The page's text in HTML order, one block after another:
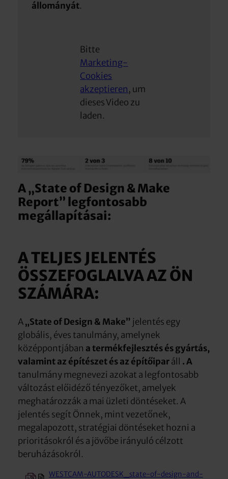
állományát.
Bitte
Marketing-
Cookies
akzeptieren, um
dieses Video zu
laden.
A „State of Design & Make
Report” legfontosabb
megállapításai:
A TELJES JELENTÉS
ÖSSZEFOGLALVA AZ ÖN
SZÁMÁRA:
A„State of Design & Make” jelentés egy
globális, éves tanulmány, amelynek
középpontjában a termékfejlesztés és gyártás,
valamintaz építészet és az építőiparáll . A
tanulmány megnevezi azokat a legfontosabb
változást előidéző tényezőket, amelyek
meghatározzák a mai üzleti döntéseket. A
jelentés segít Önnek, mint vezetőnek,
megalapozott, stratégiai döntéseket hozni a
prioritásokról és a jövőbe irányuló célzott
beruházásokról.
WESTCAM-AUTODESK_state-of-design-and-